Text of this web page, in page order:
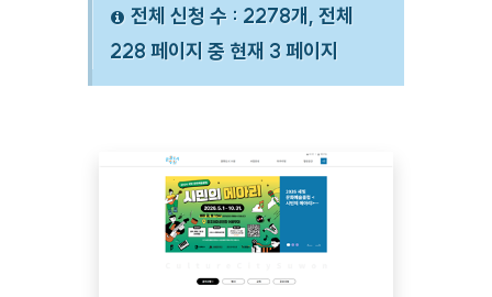
전체 신청 수 : 2278개, 전체
228 페이지 중 현재 3 페이지